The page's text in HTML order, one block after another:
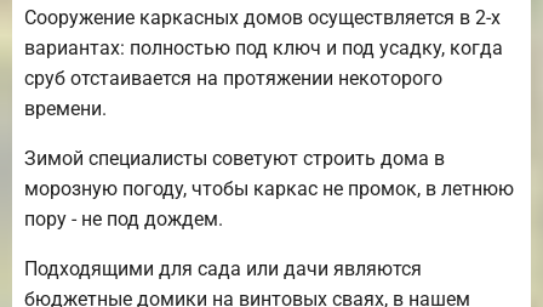
Сооружение каркасных домов осуществляется в 2-х
вариантах: полностью под ключ и под усадку, когда
сруб отстаивается на протяжении некоторого
времени.
Зимой специалисты советуют строить дома в
морозную погоду, чтобы каркас не промок, в летнюю
пору - не под дождем.
Подходящими для сада или дачи являются
бюджетные домики на винтовых сваях, в нашем